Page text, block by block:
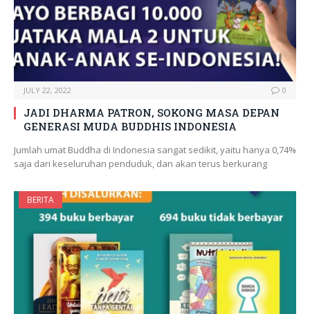
JULY 22, 2022 0
JADI DHARMA PATRON, SOKONG MASA DEPAN
GENERASI MUDA BUDDHIS INDONESIA
Jumlah umat Buddha di Indonesia sangat sedikit, yaitu hanya 0,74%
saja dari keseluruhan penduduk, dan akan terus berkurang
BERITA